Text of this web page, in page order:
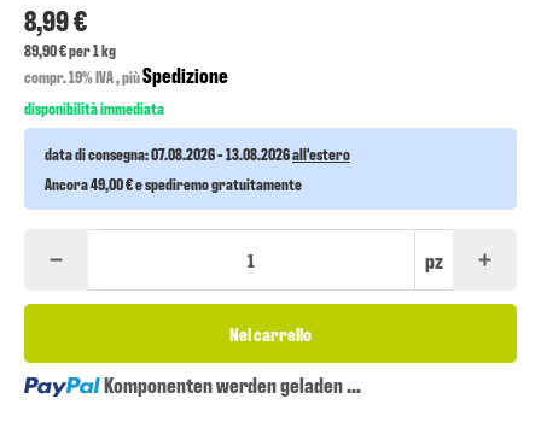
8,99 €
89,90 € per 1 kg
compr. 19% IVA , piùSpedizione
disponibilità immediata
data di consegna:07.08.2026 - 13.08.2026all'estero
Ancora 49,00 € e spediremo gratuitamente
pz
Nel carrello
Loading...Komponenten werden geladen ...